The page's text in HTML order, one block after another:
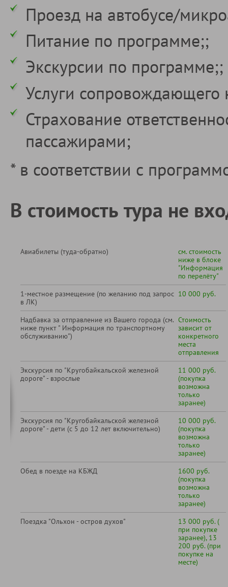
Проезд на автобусе/
Питание по программе;;
Экскурсии по программе;;
Услуги сопровождающего
Страхование
пассажирами;
* в соответствии с
В стоимость тура не
Авиабилеты (туда-обратно)
см. стоимость
ниже в блоке
"Информация
по перелёту"
1-местное размещение (по желанию под запрос
в ЛК)
10 000 руб.
Надбавка за отправление из Вашего города (см.
ниже пункт " Информация по транспортному
обслуживанию")
Стоимость
зависит от
конкретного
места
отправления
Экскурсия по "Кругобайкальской железной
дороге" - взрослые
11 000 руб.
(покупка
возможна
только
заранее)
Экскурсия по "Кругобайкальской железной
дороге" - дети (с 5 до 12 лет включительно)
10 000 руб.
(покупка
возможна
только
заранее)
Обед в поезде на КБЖД
1600 руб.
(покупка
возможна
только
заранее)
Поездка "Ольхон - остров духов"
13 000 руб. (
при покупке
заранее), 13
200 руб. (при
покупке на
месте)